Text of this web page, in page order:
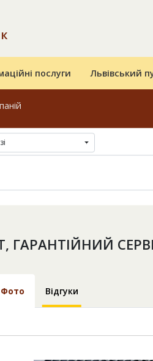
послуги Львівський
ГАРАНТІЙНИЙ
Фото Відгуки